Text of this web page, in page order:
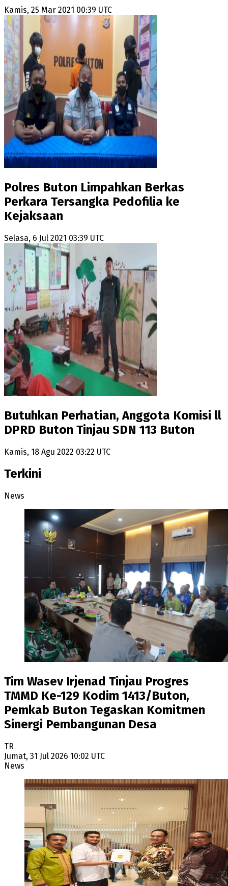
Kamis, 25 Mar 2021 00:39 UTC
Polres Buton Limpahkan Berkas
Perkara Tersangka Pedofilia ke
Kejaksaan
Selasa, 6 Jul 2021 03:39 UTC
Butuhkan Perhatian, Anggota Komisi ll
DPRD Buton Tinjau SDN 113 Buton
Kamis, 18 Agu 2022 03:22 UTC
Terkini
News
Tim Wasev Irjenad Tinjau Progres
TMMD Ke-129 Kodim 1413/Buton,
Pemkab Buton Tegaskan Komitmen
Sinergi Pembangunan Desa
TR
Jumat, 31 Jul 2026 10:02 UTC
News